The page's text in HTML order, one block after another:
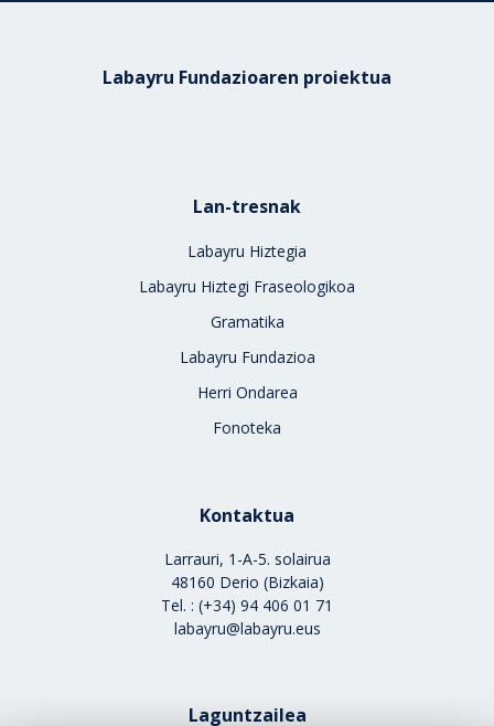
Labayru Fundazioaren proiektua
Lan-tresnak
Labayru Hiztegia
Labayru Hiztegi Fraseologikoa
Gramatika
Labayru Fundazioa
Herri Ondarea
Fonoteka
Kontaktua
Larrauri, 1-A-5. solairua
48160 Derio (Bizkaia)
Tel. : (+34) 94 406 01 71
labayru@labayru.eus
Laguntzailea